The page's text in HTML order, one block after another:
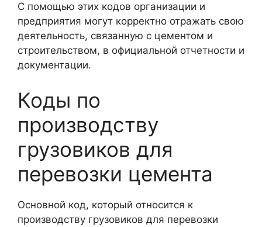
С помощью этих кодов организации и
предприятия могут корректно отражать свою
деятельность, связанную с цементом и
строительством, в официальной отчетности и
документации.
Коды по
производству
грузовиков для
перевозки цемента
Основной код, который относится к
производству грузовиков для перевозки